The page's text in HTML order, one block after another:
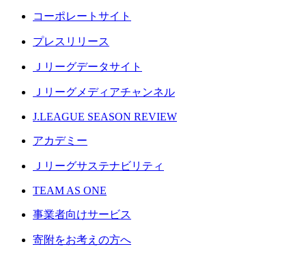
コーポレートサイト
プレスリリース
Ｊリーグデータサイト
Ｊリーグメディアチャンネル
J.LEAGUE SEASON REVIEW
アカデミー
Ｊリーグサステナビリティ
TEAM AS ONE
事業者向けサービス
寄附をお考えの方へ